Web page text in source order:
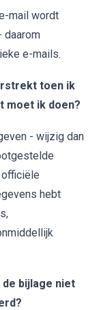
mail wordt
daarom
e-mails.
toen ik
moet ik doen?
- wijzig dan
hebt
de bijlage niet